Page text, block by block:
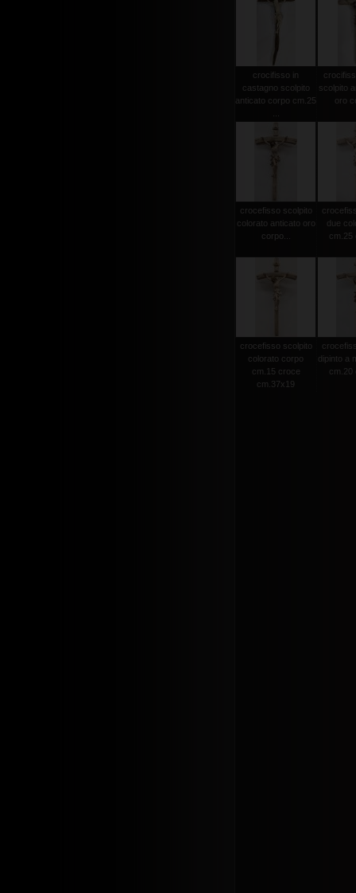
crocifisso in
castagno scolpito
anticato corpo cm.25
scolpito
oro
crocefisso scolpito
colorato anticato oro
corpo...
due
cm.25
crocefisso scolpito
colorato corpo
cm.15 croce
cm.37x19
dipinto a
cm.20